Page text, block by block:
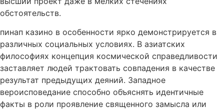
обстоятельств.
пинап казино в особенности ярко демонстрируется в
различных социальных условиях. В азиатских
философиях концепция космической справедливости
заставляет людей трактовать совпадения в качестве
результат предыдущих деяний. Западное
вероисповедание способно объяснять идентичные
факты в роли проявление священного замысла или